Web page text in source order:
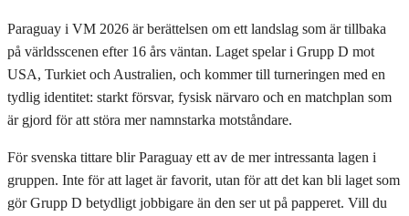
Paraguay i VM 2026 är berättelsen om ett landslag som är tillbaka
på världsscenen efter 16 års väntan. Laget spelar i Grupp D mot
USA, Turkiet och Australien, och kommer till turneringen med en
tydlig identitet: starkt försvar, fysisk närvaro och en matchplan som
är gjord för att störa mer namnstarka motståndare.
För svenska tittare blir Paraguay ett av de mer intressanta lagen i
gruppen. Inte för att laget är favorit, utan för att det kan bli laget som
gör Grupp D betydligt jobbigare än den ser ut på papperet. Vill du